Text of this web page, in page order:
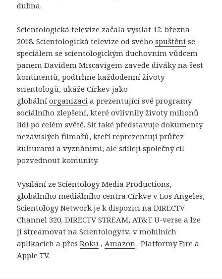
dubna.
Scientologická televize začala vysílat 12. března
2018. Scientologická televize od svéhospuštění se
speciálem se scientologickým duchovním vůdcem
panem Davidem Miscavigem zavede diváky na šest
kontinentů, podtrhne každodenní životy
scientologů, ukáže Církev jako
globálníorganizaci a prezentující své programy
sociálního zlepšení, které ovlivnily životy milionů
lidí po celém světě. Síť také představuje dokumenty
nezávislých filmařů, kteří reprezentují průřez
kulturami a vyznáními, ale sdílejí společný cíl
pozvednout komunity.
Vysílání zeScientology Media Productions,
globálního mediálního centra Církve v Los Angeles,
Scientology Network je k dispozici na DIRECTV
Channel 320, DIRECTV STREAM, AT&T U-verse a lze
ji streamovat na Scientology.tv, v mobilních
aplikacích a přesRoku ,Amazon . Platformy Fire a
Apple TV.